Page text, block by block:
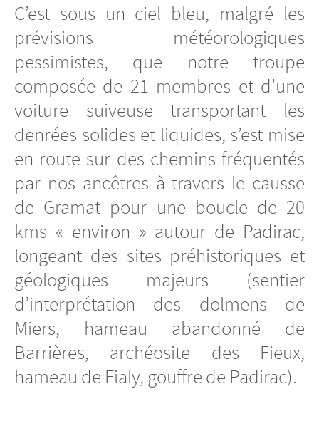
C’est sous un ciel bleu, malgré les
prévisions météorologiques
pessimistes, que notre troupe
composée de 21 membres et d’une
voiture suiveuse transportant les
denrées solides et liquides, s’est mise
en route sur des chemins fréquentés
par nos ancêtres à travers le causse
de Gramat pour une boucle de 20
kms « environ » autour de Padirac,
longeant des sites préhistoriques et
géologiques majeurs (sentier
d’interprétation des dolmens de
Miers, hameau abandonné de
Barrières, archéosite des Fieux,
hameau de Fialy, gouffre de Padirac).